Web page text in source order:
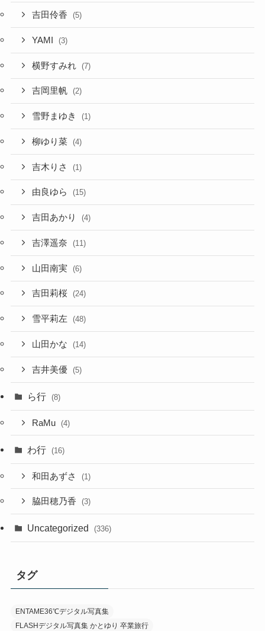
吉田伶香 (5)
YAMI (3)
横野すみれ (7)
吉岡里帆 (2)
雪野まゆき (1)
柳ゆり菜 (4)
吉木りさ (1)
由良ゆら (15)
吉田あかり (4)
吉澤遥奈 (11)
山田南実 (6)
吉田莉桜 (24)
雪平莉左 (48)
山田かな (14)
吉井美優 (5)
ら行 (8)
RaMu (4)
わ行 (16)
和田あずさ (1)
脇田穂乃香 (3)
Uncategorized (336)
タグ
ENTAME36℃デジタル写真集
FLASHデジタル写真集 かとゆり 卒業旅行